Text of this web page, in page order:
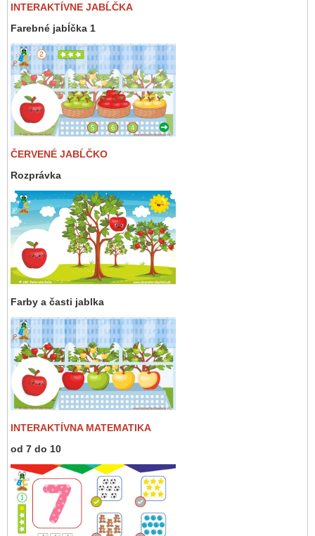
INTERAKTÍVNE JABĹČKA
Farebné jabĺčka 1
ČERVENÉ JABĹČKO
Rozprávka
Farby a časti jablka
INTERAKTÍVNA MATEMATIKA
od 7 do 10